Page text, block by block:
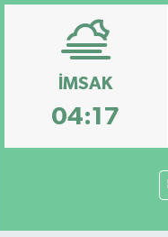
İMSAK
04:17